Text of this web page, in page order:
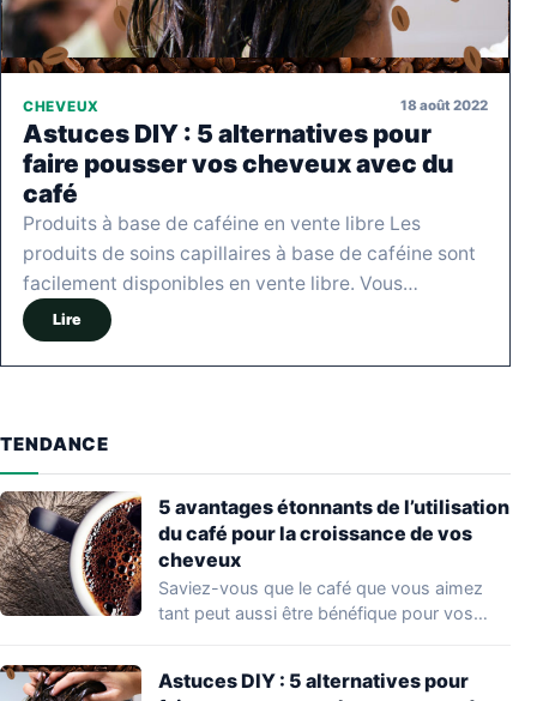
CHEVEUX 18 août 2022
Astuces DIY : 5 alternatives pour
faire pousser vos cheveux avec du
café
Produits à base de caféine en vente libre Les
produits de soins capillaires à base de caféine sont
facilement disponibles en vente libre. Vous…
Lire
TENDANCE
5 avantages étonnants de l’utilisation
du café pour la croissance de vos
cheveux
Saviez-vous que le café que vous aimez
tant peut aussi être bénéfique pour vos…
Astuces DIY : 5 alternatives pour